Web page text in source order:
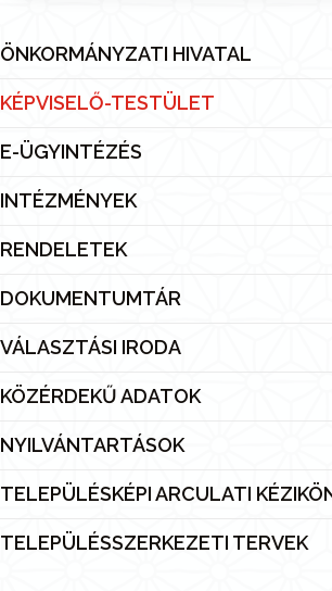
ÖNKORMÁNYZATI HIVATAL
KÉPVISELŐ-TESTÜLET
E-ÜGYINTÉZÉS
INTÉZMÉNYEK
RENDELETEK
DOKUMENTUMTÁR
VÁLASZTÁSI IRODA
KÖZÉRDEKŰ ADATOK
NYILVÁNTARTÁSOK
TELEPÜLÉSKÉPI ARCULATI
TELEPÜLÉSSZERKEZETI TERVEK